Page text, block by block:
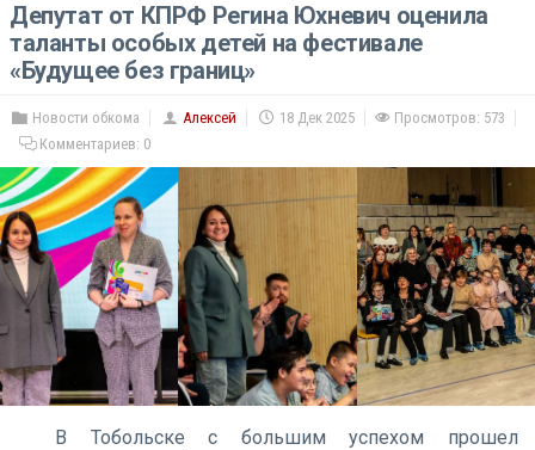
Депутат от КПРФ Регина Юхневич оценила
таланты особых детей на фестивале
«Будущее без границ»
Новости обкома Алексей 18 Дек 2025
Просмотров: 573
Комментариев: 0
В Тобольске с большим успехом прошел